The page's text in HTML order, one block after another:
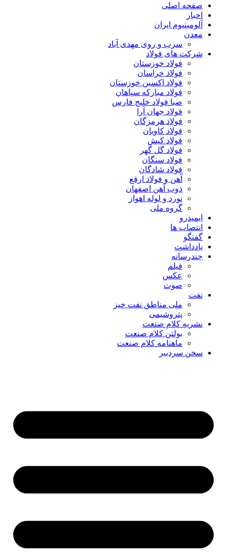
صفحه اصلی
اخبار
آلومینیوم ایران
معدن
سرب و روی مهدی آباد
شرکت های فولاد
فولاد خوزستان
فولاد خراسان
فولاد اکسین خوزستان
فولاد مبارکه سپاهان
صبا فولاد خلیج فارس
فولاد جهان آرا
فولاد هرمزگان
فولاد کاویان
فولاد کیش
فولاد گل گهر
فولاد سنگان
فولاد شادگان
آهن و فولاد ارفع
ذوب آهن اصفهان
نورد و لوله اهواز
گروه ملی
ایمیدرو
انتصاب ها
گفتگو
یادداشت
چندرسانه
فیلم
عکس
صوت
نفت
ملی مناطق نفت خیز
پتروشیمی
نشریه کلام صنعت
بولتن کلام صنعت
ماهنامه کلام صنعت
سخن سردبیر